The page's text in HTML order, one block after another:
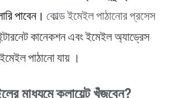
পাবেন। কোল্ড ইমেইল পাঠানোর প্রসেস
কানেকশন এবং ইমেইল অ্যাড্রেস
পাঠানো যায় ।
মাধ্যমে ক্লায়েন্ট খুঁজবেন?